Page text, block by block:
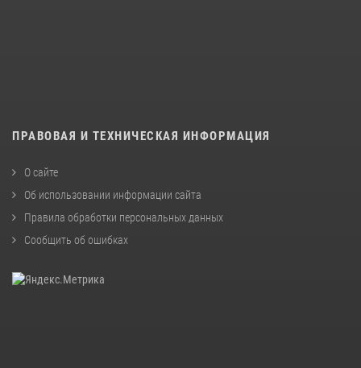
ПРАВОВАЯ И ТЕХНИЧЕСКАЯ ИНФОРМАЦИЯ
О сайте
Об использовании информации сайта
Правила обработки персональных данных
Сообщить об ошибках